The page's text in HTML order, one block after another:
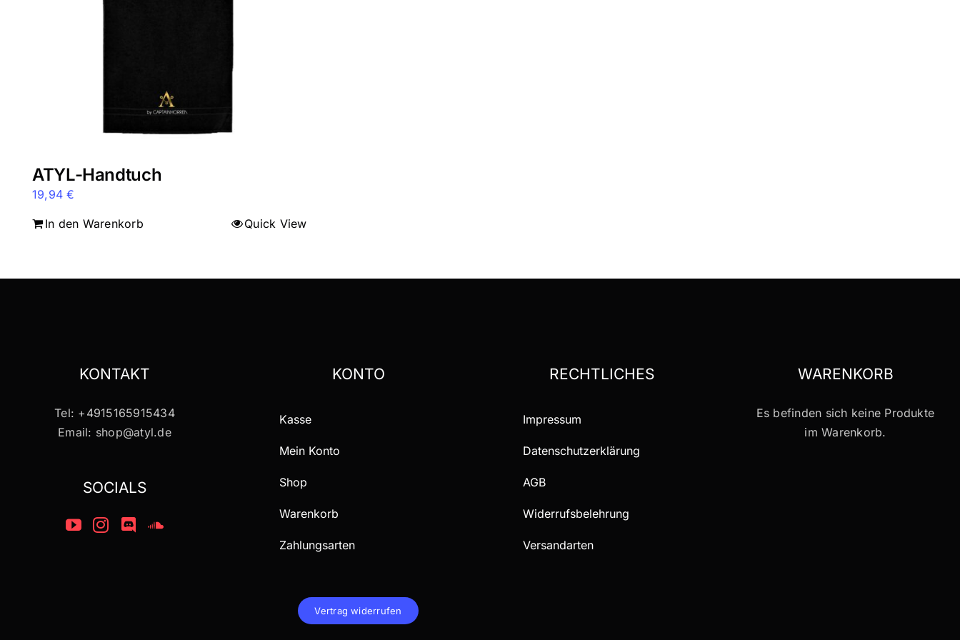
ATYL-Handtuch
19,94€
In den Warenkorb Quick View
KONTAKT
Tel: +4915165915434
Email: shop@atyl.de
SOCIALS
KONTO
Kasse
Mein Konto
Shop
Warenkorb
Zahlungsarten
Vertrag widerrufen
RECHTLICHES
Impressum
Datenschutzerklärung
AGB
Widerrufsbelehrung
Versandarten
WARENKORB
Es befinden sich keine Produkte
im Warenkorb.